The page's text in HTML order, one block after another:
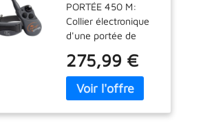
SportTrainer
pour Chien,
Télécommande
Submersible, 21
Niveaux de
Stimulation
(Électrostatique,
Vibration, Signal
PORTÉE 450 M:
Collier électronique
d'une portée de
être utilisé pour
entraîner 3 chiens
en même temps
275,99 €